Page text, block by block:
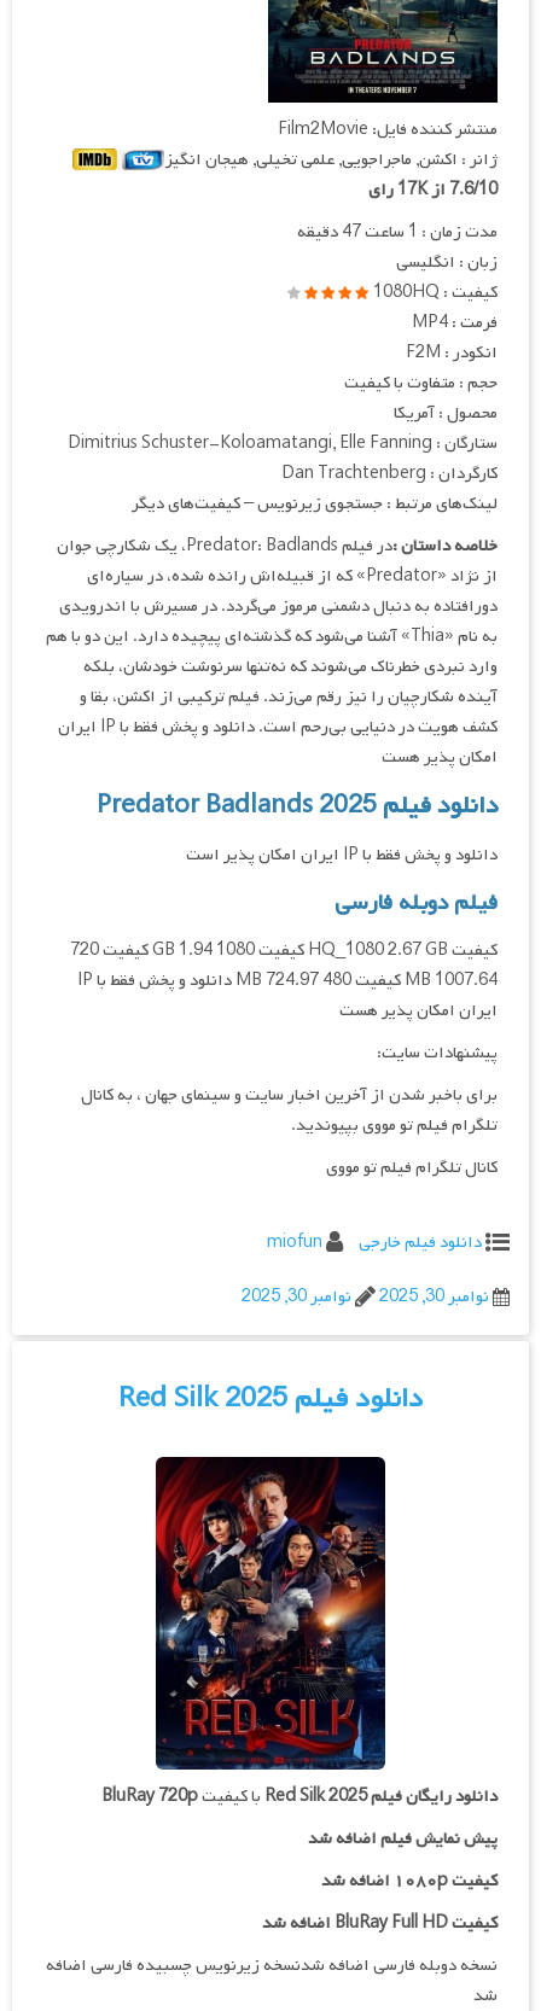
منتشر کننده فایل: Film2Movie
ژانر : اکشن, ماجراجویی, علمی تخیلی, هیجان انگیز
7.6/10 از 17K رای
مدت زمان : 1 ساعت 47 دقیقه
زبان : انگلیسی
کیفیت : 1080HQ
فرمت : MP4
انکودر : F2M
حجم : متفاوت با کیفیت
محصول : آمریکا
ستارگان : Dimitrius Schuster-Koloamatangi, Elle Fanning
کارگردان : Dan Trachtenberg
لینک‌های مرتبط : جستجوی زیرنویس – کیفیت‌های دیگر
خلاصه داستان :
در فیلم Predator: Badlands، یک شکارچی جوان
از نژاد «Predator» که از قبیله‌اش رانده شده، در سیاره‌ای
دورافتاده به دنبال دشمنی مرموز می‌گردد. در مسیرش با اندرویدی
به نام «Thia» آشنا می‌شود که گذشته‌ای پیچیده دارد. این دو با هم
وارد نبردی خطرناک می‌شوند که نه‌تنها سرنوشت خودشان، بلکه
آینده شکارچیان را نیز رقم می‌زند. فیلم ترکیبی از اکشن، بقا و
کشف هویت در دنیایی بی‌رحم است. دانلود و پخش فقط با IP ایران
امکان پذیر هست
دانلود فیلم Predator Badlands 2025
دانلود و پخش فقط با IP ایران امکان پذیر است
فیلم دوبله فارسی
کیفیت HQ_1080 2.67 GB کیفیت 1080 1.94 GB کیفیت 720
1007.64 MB کیفیت 480 724.97 MB دانلود و پخش فقط با IP
ایران امکان پذیر هست
پیشنهادات سایت:
برای باخبر شدن از آخرین اخبار سایت و سینمای جهان ، به کانال
تلگرام فیلم تو مووی بپیوندید.
کانال تلگرام فیلم تو مووی
دانلود فیلم خارجی
miofun
نوامبر 30, 2025
نوامبر 30, 2025
دانلود فیلم Red Silk 2025
دانلود رایگان فیلمRed Silk 2025 با کیفیتBluRay 720p
پیش نمایش فیلم اضافه شد
کیفیت ۱۰۸۰p اضافه شد
کیفیت BluRay Full HD اضافه شد
نسخه دوبله فارسی اضافه شدنسخه زیرنویس چسبیده فارسی اضافه
شد